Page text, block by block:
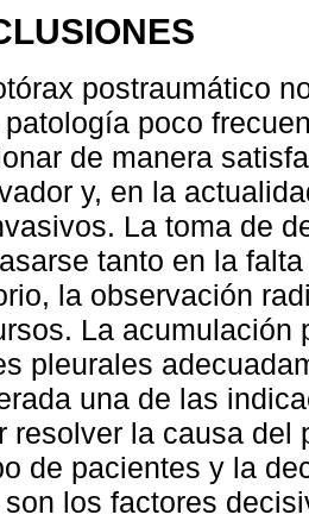
postraumático
poco
de manera
y, en la
La toma de
tanto en la
la observación
La acumulación
pleurales
una de las
resolver la causa del
de pacientes y la
los factores